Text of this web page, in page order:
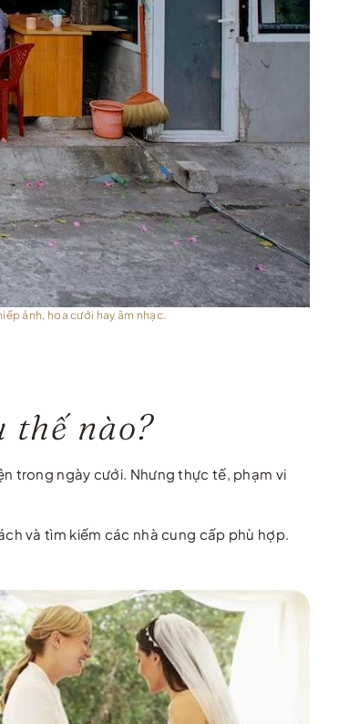
ảnh, hoa cưới hay âm nhạc.
thế nào?
trong ngày cưới. Nhưng thực tế, phạm vi
và tìm kiếm các nhà cung cấp phù hợp.